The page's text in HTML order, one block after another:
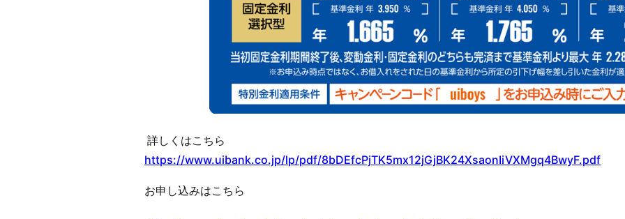
詳しくはこちら
https://www.uibank.co.jp/lp/pdf/8bDEfcPjTK5mx12jGjBK24XsaonIiVXMgq4BwyF.pdf
お申し込みはこちら